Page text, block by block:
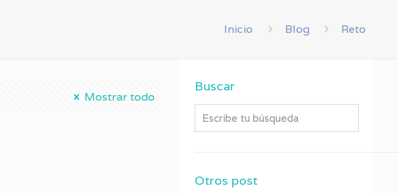
Inicio Blog Reto
Mostrar todo
Buscar
Otros post